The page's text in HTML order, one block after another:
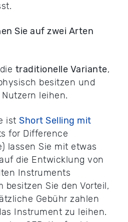
Sie auf zwei Arten
traditionelle Variante,
besitzen und
leihen.
ist Short Selling mit
for Difference
lassen Sie mit etwas
die Entwicklung von
Instruments
besitzen Sie den Vorteil,
Gebühr zahlen
Instrument zu leihen.